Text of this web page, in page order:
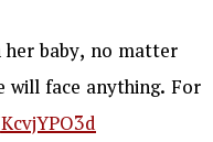
baby, no matter
face anything. For